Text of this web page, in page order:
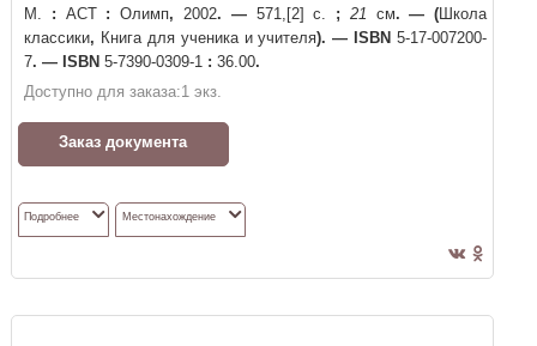
М. : АСТ : Олимп, 2002. —571,[2] с. ; 21 см. — (Школа
классики, Книга для ученика и учителя). — ISBN 5-17-007200-
7. — ISBN 5-7390-0309-1 : 36.00.
Доступно для заказа:1 экз.
Заказ документа
Подробнее Местонахождение